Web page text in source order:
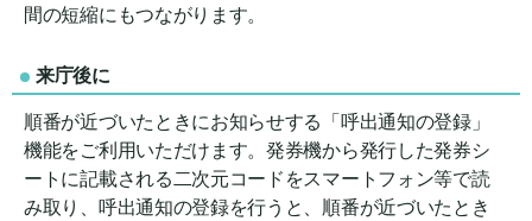
間の短縮にもつながります。
来庁後に
順番が近づいたときにお知らせする「呼出通知の登録」
機能をご利用いただけます。発券機から発行した発券シ
ートに記載される二次元コードをスマートフォン等で読
み取り、呼出通知の登録を行うと、順番が近づいたとき